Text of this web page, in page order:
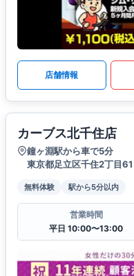
店舗情報
カーブス北千住店
鐘ヶ淵駅から車で5分
東京都足立区千住2丁目
無料体験 駅から5分以内
営業時間
平日 10:00〜13:00